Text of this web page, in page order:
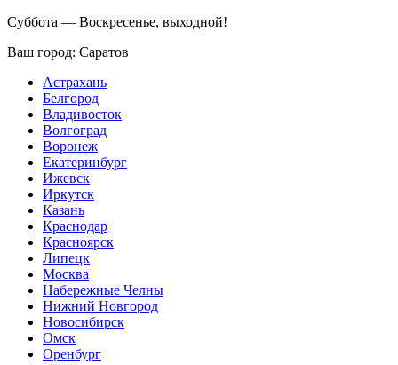
Суббота — Воскресенье, выходной!
Ваш город: Саратов
Астрахань
Белгород
Владивосток
Волгоград
Воронеж
Екатеринбург
Ижевск
Иркутск
Казань
Краснодар
Красноярск
Липецк
Москва
Набережные Челны
Нижний Новгород
Новосибирск
Омск
Оренбург